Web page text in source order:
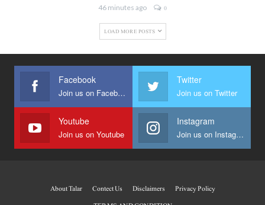
46 minutes ago 0
LOAD MORE POSTS
Facebook
Join us on Facebook
Twitter
Join us on Twitter
Youtube
Join us on Youtube
Instagram
Join us on Instagram
About Talar Contect Us Disclaimers
Privacy Policy